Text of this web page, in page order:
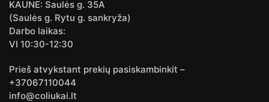
KAUNE: Saulės g. 35A
(Saulės g. Rytu g. sankryža)
Darbo laikas:
VI 10:30-12:30
Prieš atvykstant prekių pasiskambinkit –
+37067110044
info@coliukai.lt